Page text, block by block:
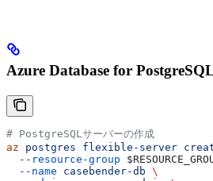
Azure Database for
# PostgreSQLサーバーの作成
az postgres flexible-server
  --resource-group
  --name
casebender-db \